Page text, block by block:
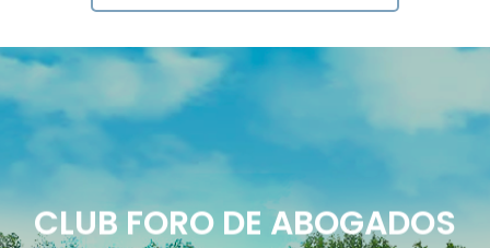
CLUB FORO DE ABOGADOS